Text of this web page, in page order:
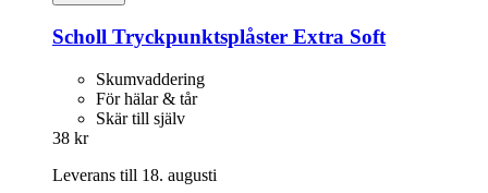
Scholl Tryckpunktsplåster Extra Soft
Skumvaddering
För hälar & tår
Skär till själv
38 kr
Leverans till 18. augusti